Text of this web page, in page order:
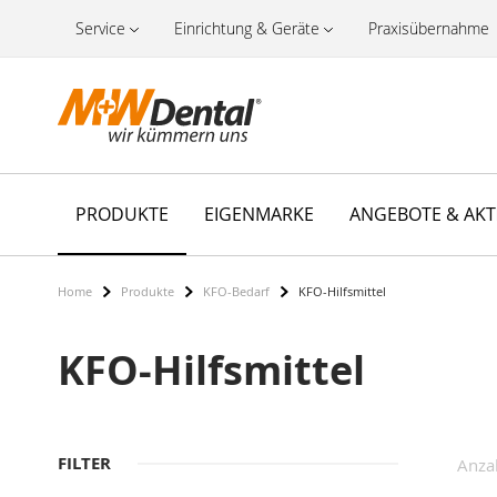
Service Einrichtung & Geräte Praxisübernahme
PRODUKTE EIGENMARKE ANGEBOTE &
Home Produkte KFO-Bedarf KFO-Hilfsmittel
KFO-Hilfsmittel
FILTER